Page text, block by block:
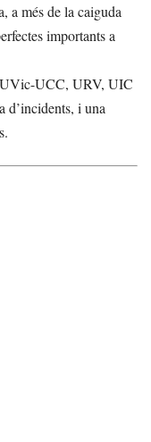
a més de la caiguda
importants a
UVic-UCC, URV, UIC
d’incidents, i una